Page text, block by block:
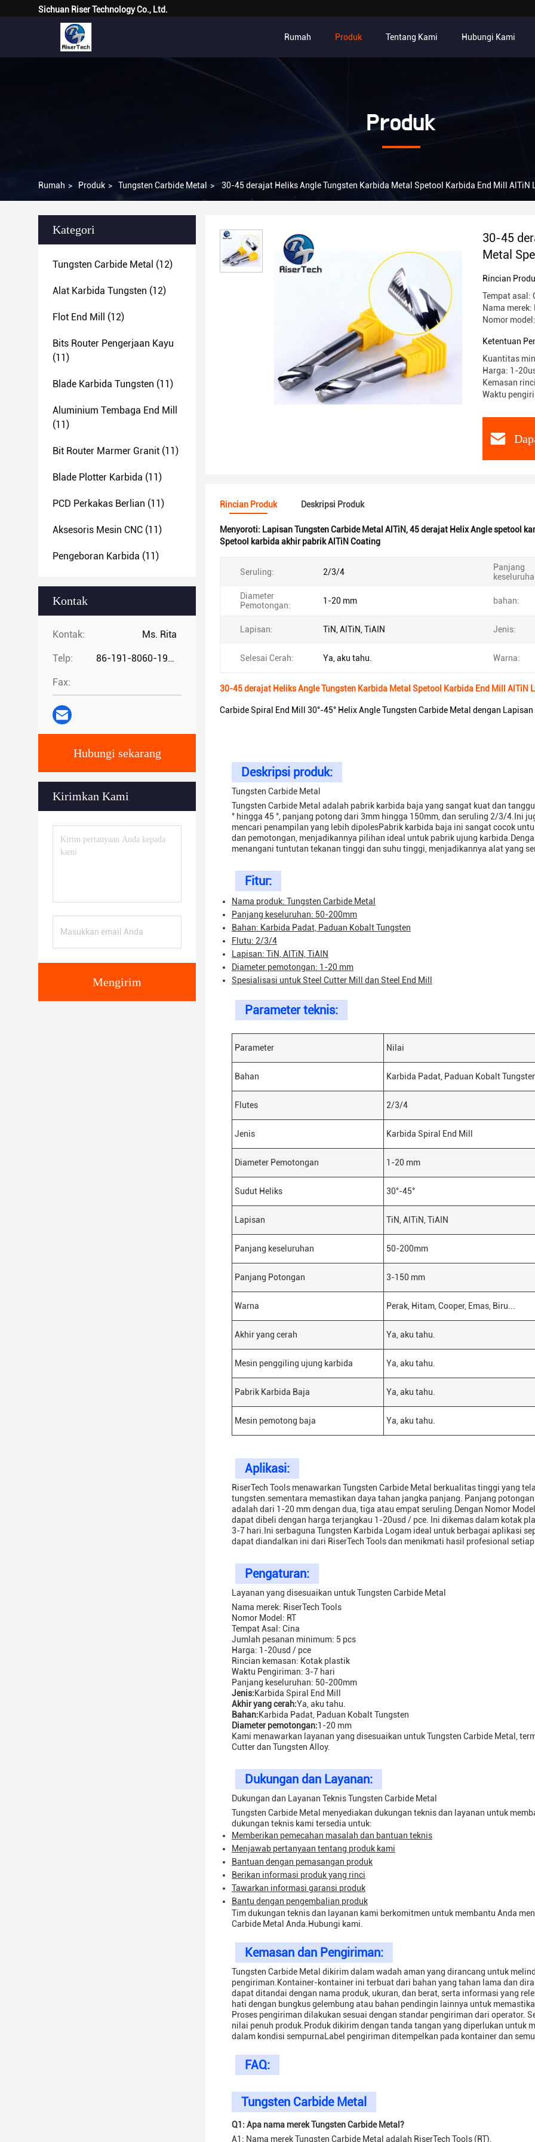
Sichuan Riser Technology Co., Ltd.
Rumah Produk Tentang Kami Hubungi Kami
Produk
Rumah > Produk > Tungsten Carbide Metal > 30-45 derajat Heliks Angle Tungsten Karbida Metal Spetool Karbida End Mill AlTiN
Kategori
Tungsten Carbide Metal (12)
Alat Karbida Tungsten (12)
Flot End Mill (12)
Bits Router Pengerjaan Kayu
(11)
Blade Karbida Tungsten (11)
Aluminium Tembaga End Mill
(11)
Bit Router Marmer Granit (11)
Blade Plotter Karbida (11)
PCD Perkakas Berlian (11)
Aksesoris Mesin CNC (11)
Pengeboran Karbida (11)
Kontak
Kontak: Ms. Rita
Telp: 86-191-8060-1981
Fax:
Hubungi sekarang
Kirimkan Kami
Mengirim
30-45
Metal
Rincian
Tempat asal:
Nama merek:
Nomor
Ketentuan
Kuantitas
Harga: 1-
Kemasan
Waktu
Rincian Produk Deskripsi Produk
Menyoroti: Lapisan Tungsten Carbide Metal AlTiN,45 derajat Helix Angle spetool
Spetool karbida akhir pabrik AlTiN Coating
Seruling: 2/3/4
Panjang
Diameter
Pemotongan:
1-20 mm bahan:
Lapisan: TiN, AlTiN, TiAIN Jenis:
Selesai Cerah: Ya, aku tahu. Warna:
30-45 derajat Heliks Angle Tungsten Karbida Metal Spetool Karbida End Mill AlTiN
Carbide Spiral End Mill 30°-45° Helix Angle Tungsten Carbide Metal dengan
Deskripsi produk:
Tungsten Carbide Metal
Tungsten Carbide Metal adalah pabrik karbida baja yang sangat kuat dan
° hingga 45 °, panjang potong dari 3mm hingga 150mm, dan seruling 2/3/4.Ini
mencari penampilan yang lebih dipolesPabrik karbida baja ini sangat cocok
dan pemotongan, menjadikannya pilihan ideal untuk pabrik ujung
menangani tuntutan tekanan tinggi dan suhu tinggi, menjadikannya alat yang
Fitur:
Nama produk: Tungsten Carbide Metal
Panjang keseluruhan: 50-200mm
Bahan: Karbida Padat, Paduan Kobalt Tungsten
Flutu: 2/3/4
Lapisan: TiN, AlTiN, TiAIN
Diameter pemotongan: 1-20 mm
Spesialisasi untuk Steel Cutter Mill dan Steel End Mill
Parameter teknis:
Parameter Nilai
Bahan Karbida Padat, Paduan Kobalt
Flutes 2/3/4
Jenis Karbida Spiral End Mill
Diameter Pemotongan 1-20 mm
Sudut Heliks 30°-45°
Lapisan TiN, AlTiN, TiAIN
Panjang keseluruhan 50-200mm
Panjang Potongan 3-150 mm
Warna Perak, Hitam, Cooper, Emas, Biru...
Akhir yang cerah Ya, aku tahu.
Mesin penggiling ujung karbida Ya, aku tahu.
Pabrik Karbida Baja Ya, aku tahu.
Mesin pemotong baja Ya, aku tahu.
Aplikasi:
RiserTech Tools menawarkan Tungsten Carbide Metal berkualitas tinggi yang
tungsten.sementara memastikan daya tahan jangka panjang. Panjang
adalah dari 1-20 mm dengan dua, tiga atau empat seruling.Dengan Nomor
dapat dibeli dengan harga terjangkau 1-20usd / pce. Ini dikemas dalam kotak
3-7 hari.Ini serbaguna Tungsten Karbida Logam ideal untuk berbagai aplikasi
dapat diandalkan ini dari RiserTech Tools dan menikmati hasil profesional
Pengaturan:
Layanan yang disesuaikan untuk Tungsten Carbide Metal
Nama merek: RiserTech Tools
Nomor Model: RT
Tempat Asal: Cina
Jumlah pesanan minimum: 5 pcs
Harga: 1-20usd / pce
Rincian kemasan: Kotak plastik
Waktu Pengiriman: 3-7 hari
Panjang keseluruhan: 50-200mm
Jenis:Karbida Spiral End Mill
Akhir yang cerah:Ya, aku tahu.
Bahan:Karbida Padat, Paduan Kobalt Tungsten
Diameter pemotongan:1-20 mm
Kami menawarkan layanan yang disesuaikan untuk Tungsten Carbide Metal,
Cutter dan Tungsten Alloy.
Dukungan dan Layanan:
Dukungan dan Layanan Teknis Tungsten Carbide Metal
Tungsten Carbide Metal menyediakan dukungan teknis dan layanan untuk
dukungan teknis kami tersedia untuk:
Memberikan pemecahan masalah dan bantuan teknis
Menjawab pertanyaan tentang produk kami
Bantuan dengan pemasangan produk
Berikan informasi produk yang rinci
Tawarkan informasi garansi produk
Bantu dengan pengembalian produk
Tim dukungan teknis dan layanan kami berkomitmen untuk membantu Anda
Carbide Metal Anda. Hubungi kami
Kemasan dan Pengiriman:
Tungsten Carbide Metal dikirim dalam wadah aman yang dirancang untuk
pengiriman.Kontainer-kontainer ini terbuat dari bahan yang tahan lama dan
dapat ditandai dengan nama produk, ukuran, dan berat, serta informasi yang
hati dengan bungkus gelembung atau bahan pendingin lainnya untuk
Proses pengiriman dilakukan sesuai dengan standar pengiriman dari operator.
nilai penuh produk.Produk dikirim dengan tanda tangan yang diperlukan untuk
dalam kondisi sempurnaLabel pengiriman ditempelkan pada kontainer dan
FAQ:
Tungsten Carbide Metal
Q1: Apa nama merek Tungsten Carbide Metal?
A1: Nama merek Tungsten Carbide Metal adalah RiserTech Tools (RT).